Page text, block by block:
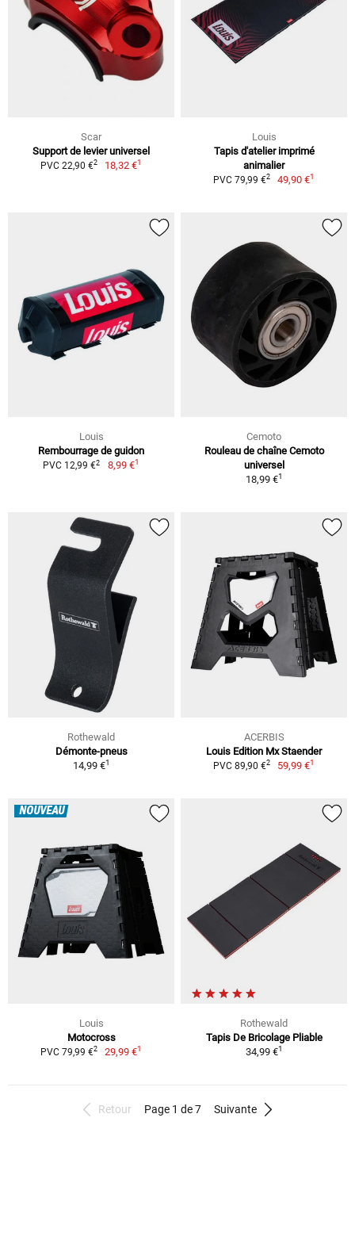
Scar
Support de levier universel
PVC 22,90 €2 18,32 €1
Louis
Tapis d'atelier imprimé
animalier
PVC 79,99 €2 49,90 €1
Louis
Rembourrage de guidon
PVC 12,99 €2 8,99 €1
Cemoto
Rouleau de chaîne Cemoto
universel
18,99 €1
Rothewald
Démonte-pneus
14,99 €1
ACERBIS
Louis Edition Mx Staender
PVC 89,90 €2 59,99 €1
NOUVEAU
Louis
Motocross
PVC 79,99 €2 29,99 €1
Rothewald
Tapis De Bricolage Pliable
34,99 €1
Retour Page 1 de 7 Suivante